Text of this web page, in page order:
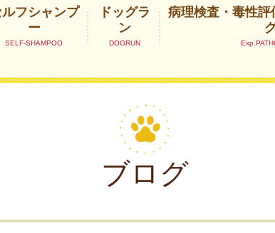
ルフシャンプ
ー
ドッグラ
ン
病理検査・毒性
ブログ